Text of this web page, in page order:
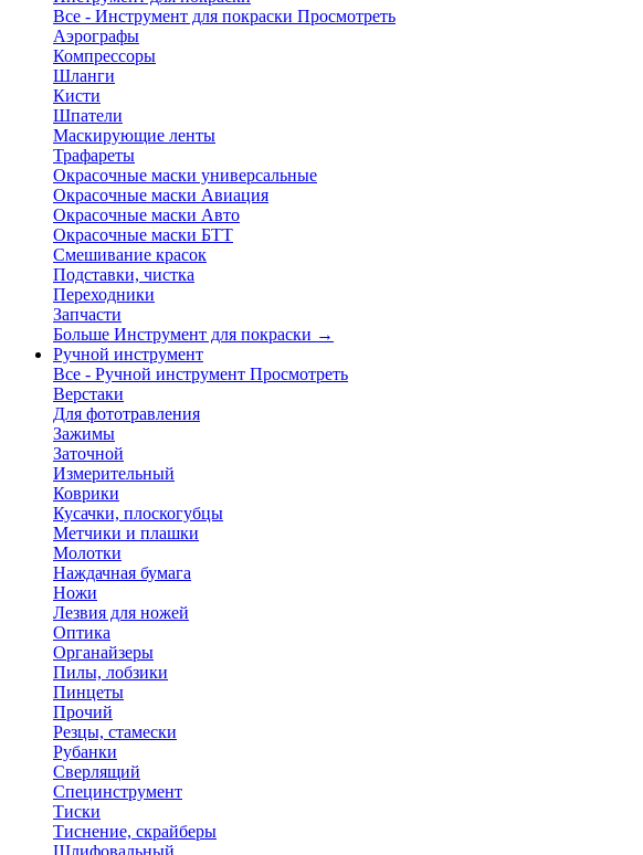
Все - Инструмент для покраски Просмотреть
Аэрографы
Компрессоры
Шланги
Кисти
Шпатели
Маскирующие ленты
Трафареты
Окрасочные маски универсальные
Окрасочные маски Авиация
Окрасочные маски Авто
Окрасочные маски БТТ
Смешивание красок
Подставки, чистка
Переходники
Запчасти
Больше Инструмент для покраски →
Ручной инструмент
Все - Ручной инструмент Просмотреть
Верстаки
Для фототравления
Зажимы
Заточной
Измерительный
Коврики
Кусачки, плоскогубцы
Метчики и плашки
Молотки
Наждачная бумага
Ножи
Лезвия для ножей
Оптика
Органайзеры
Пилы, лобзики
Пинцеты
Прочий
Резцы, стамески
Рубанки
Сверлящий
Специнструмент
Тиски
Тиснение, скрайберы
Шлифовальный